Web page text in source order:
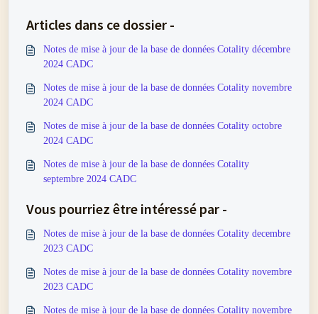
Articles dans ce dossier -
Notes de mise à jour de la base de données Cotality décembre
2024 CADC
Notes de mise à jour de la base de données Cotality novembre
2024 CADC
Notes de mise à jour de la base de données Cotality octobre
2024 CADC
Notes de mise à jour de la base de données Cotality
septembre 2024 CADC
Vous pourriez être intéressé par -
Notes de mise à jour de la base de données Cotality decembre
2023 CADC
Notes de mise à jour de la base de données Cotality novembre
2023 CADC
Notes de mise à jour de la base de données Cotality novembre